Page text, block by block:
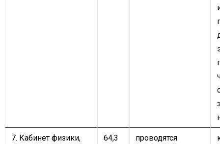
7. Кабинет физики,
64,3
проводятся